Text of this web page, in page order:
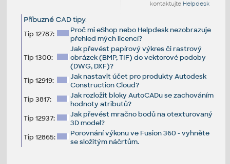
kontaktujte Helpdesk
Příbuzné CAD tipy:
Tip 12787:
Proč mi eShop nebo Helpdesk nezobrazuje
přehled mých licencí?
Tip 1300:
Jak převést papírový výkres či rastrový
obrázek (BMP, TIF) do vektorové podoby
(DWG, DXF)?
Tip 12919:
Jak nastavit účet pro produkty Autodesk
Construction Cloud?
Tip 3817:
Jak rozložit bloky AutoCADu se zachováním
hodnoty atributů?
Tip 12937:
Jak převést mračno bodů na otexturovaný
3D model?
Tip 12865:
Porovnání výkonu ve Fusion 360 - vyhněte
se složitým náčrtům.